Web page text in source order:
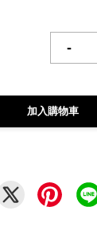
-
加入購物車